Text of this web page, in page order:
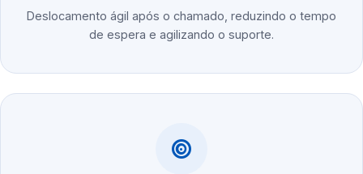
Deslocamento ágil após o chamado, reduzindo o tempo
de espera e agilizando o suporte.